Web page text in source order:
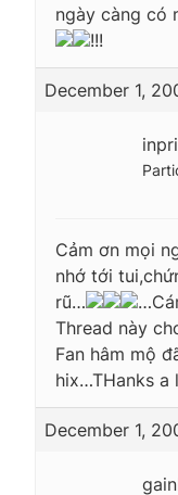
ngày càng có
!!!
December 1,
Cảm ơn mọi
nhớ tới
rũ…
Thread này
Fan hâm mộ
hix…THanks a
December 1,